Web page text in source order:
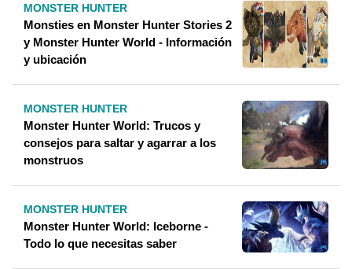
MONSTER HUNTER
Monsties en Monster Hunter Stories 2
y Monster Hunter World - Información
y ubicación
MONSTER HUNTER
Monster Hunter World: Trucos y
consejos para saltar y agarrar a los
monstruos
MONSTER HUNTER
Monster Hunter World: Iceborne -
Todo lo que necesitas saber